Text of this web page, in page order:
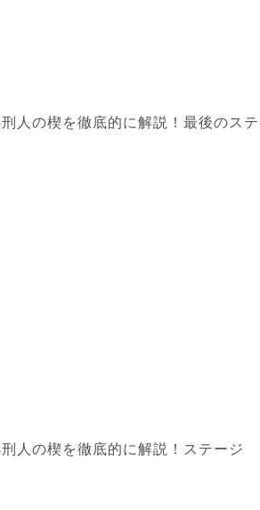
人の楔を徹底的に解説！最後のステ
人の楔を徹底的に解説！ステージ